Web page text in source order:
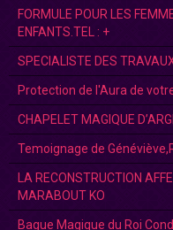
FORMULE POUR LES
ENFANTS.TEL : +
SPECIALISTE DES
Protection de l'Aura de
CHAPELET MAGIQUE
Temoignage de
LA RECONSTRUCTION
MARABOUT KO
Bague Magique du Roi